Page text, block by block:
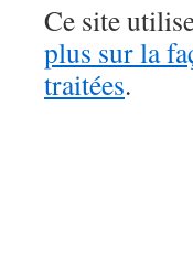
Ce site
plus sur la
traitées.